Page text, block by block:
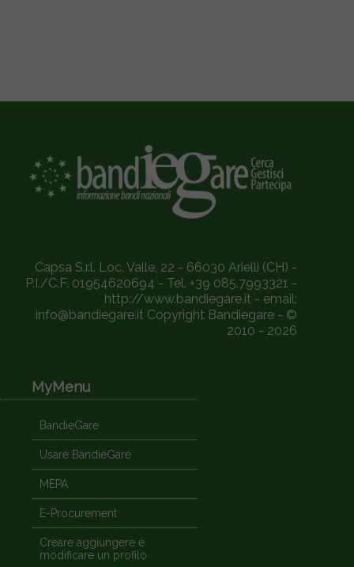
Capsa S.r.l. Loc. Valle, 22 - 66030 Arielli (CH) -
P.I./C.F. 01954620694 - Tel. +39 085.7993321 -
http://www.bandiegare.it - email:
info@bandiegare.it Copyright Bandiegare - ©
2010 - 2026
MyMenu
BandieGare
Usare BandieGare
MEPA
E-Procurement
Creare aggiungere e
modificare un profilo